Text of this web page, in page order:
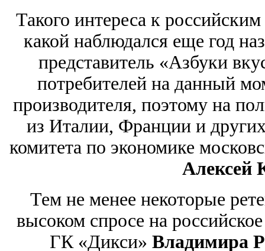
Такого интереса к
какой наблюдался еще год
представитель «Азбуки
потребителей на данный
производителя, поэтому на
из Италии, Франции и
комитета по экономике
Алексей
Тем не менее некоторые
высоком спросе на
ГК «Дикси» Владимира